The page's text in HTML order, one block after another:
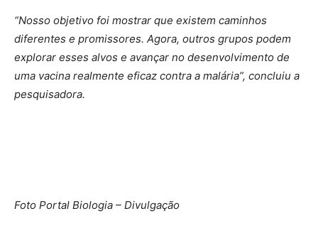
“Nosso objetivo foi mostrar que existem caminhos
diferentes e promissores. Agora, outros grupos podem
explorar esses alvos e avançar no desenvolvimento de
uma vacina realmente eficaz contra a malária”, concluiu a
pesquisadora.
Foto Portal Biologia – Divulgação